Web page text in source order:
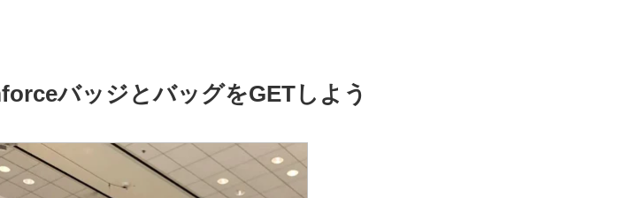
バッジとバッグをGETしよう